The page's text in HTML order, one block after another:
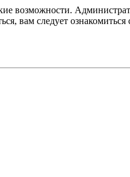
возможности.
вам следует